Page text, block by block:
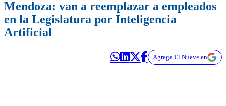
Mendoza: van a reemplazar a empleados
en la Legislatura por Inteligencia
Artificial
Agrega El Nueve en